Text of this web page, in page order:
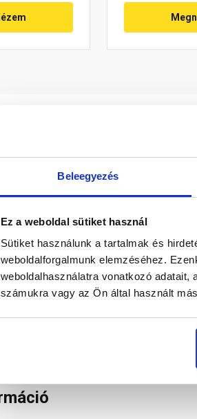
Beleegyezés
Ez a weboldal sütiket használ
Sütiket használunk a tartalmak és
weboldalforgalmunk elemzéséhez.
weboldalhasználatra vonatkozó
számukra vagy az Ön által használt
egységzárt
az alsó átvezető alapcseréphez.
műanyag (PVC) alapcserép 20° -
technikailag lehetséges módon
kijelzőin megjelenő színek a